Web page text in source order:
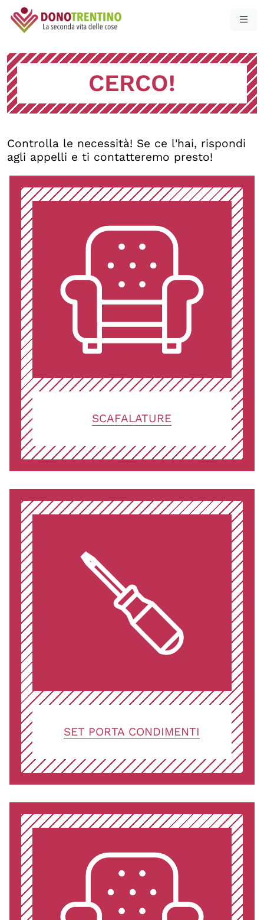
CERCO!
Controlla le necessità! Se ce l'hai, rispondi
agli appelli e ti contatteremo presto!
SCAFALATURE
SET PORTA CONDIMENTI